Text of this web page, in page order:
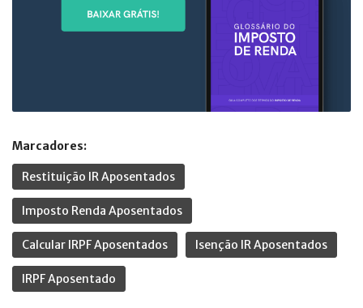
Marcadores:
Restituição IR Aposentados
Imposto Renda Aposentados
Calcular IRPF Aposentados Isenção IR Aposentados
IRPF Aposentado